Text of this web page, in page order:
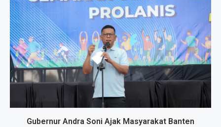
Gubernur Andra Soni Ajak Masyarakat Banten